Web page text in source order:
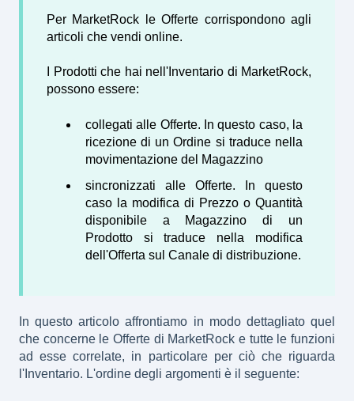
Per MarketRock le Offerte corrispondono agli
articoli che vendi online.
I Prodotti che hai nell'Inventario di MarketRock,
possono essere:
collegati alle Offerte. In questo caso, la
ricezione di un Ordine si traduce nella
movimentazione del Magazzino
sincronizzati alle Offerte. In questo
caso la modifica di Prezzo o Quantità
disponibile a Magazzino di un
Prodotto si traduce nella modifica
dell'Offerta sul Canale di distribuzione.
In questo articolo affrontiamo in modo dettagliato quel
che concerne le Offerte di MarketRock e tutte le funzioni
ad esse correlate, in particolare per ciò che riguarda
l'Inventario. L'ordine degli argomenti è il seguente: